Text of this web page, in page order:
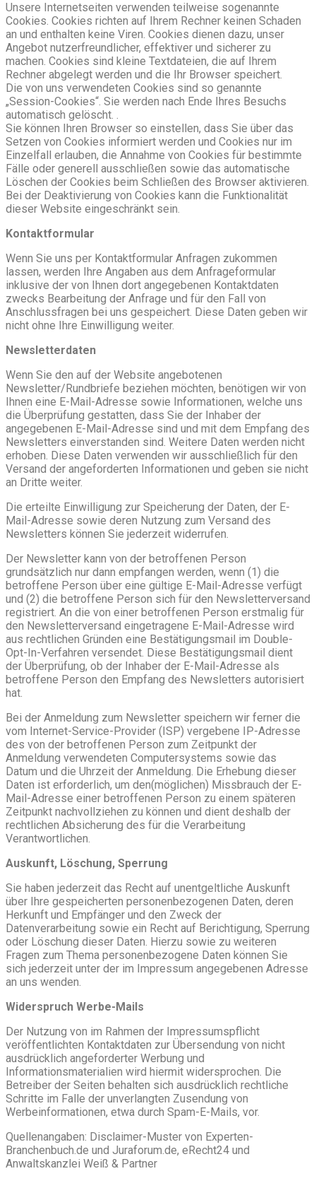
Unsere Internetseiten verwenden teilweise sogenannte
Cookies. Cookies richten auf Ihrem Rechner keinen Schaden
an und enthalten keine Viren. Cookies dienen dazu, unser
Angebot nutzerfreundlicher, effektiver und sicherer zu
machen. Cookies sind kleine Textdateien, die auf Ihrem
Rechner abgelegt werden und die Ihr Browser speichert.
Die von uns verwendeten Cookies sind so genannte
„Session-Cookies“. Sie werden nach Ende Ihres Besuchs
automatisch gelöscht. .
Sie können Ihren Browser so einstellen, dass Sie über das
Setzen von Cookies informiert werden und Cookies nur im
Einzelfall erlauben, die Annahme von Cookies für bestimmte
Fälle oder generell ausschließen sowie das automatische
Löschen der Cookies beim Schließen des Browser aktivieren.
Bei der Deaktivierung von Cookies kann die Funktionalität
dieser Website eingeschränkt sein.
Kontaktformular
Wenn Sie uns per Kontaktformular Anfragen zukommen
lassen, werden Ihre Angaben aus dem Anfrageformular
inklusive der von Ihnen dort angegebenen Kontaktdaten
zwecks Bearbeitung der Anfrage und für den Fall von
Anschlussfragen bei uns gespeichert. Diese Daten geben wir
nicht ohne Ihre Einwilligung weiter.
Newsletterdaten
Wenn Sie den auf der Website angebotenen
Newsletter/Rundbriefe beziehen möchten, benötigen wir von
Ihnen eine E-Mail-Adresse sowie Informationen, welche uns
die Überprüfung gestatten, dass Sie der Inhaber der
angegebenen E-Mail-Adresse sind und mit dem Empfang des
Newsletters einverstanden sind. Weitere Daten werden nicht
erhoben. Diese Daten verwenden wir ausschließlich für den
Versand der angeforderten Informationen und geben sie nicht
an Dritte weiter.
Die erteilte Einwilligung zur Speicherung der Daten, der E-
Mail-Adresse sowie deren Nutzung zum Versand des
Newsletters können Sie jederzeit widerrufen.
Der Newsletter kann von der betroffenen Person
grundsätzlich nur dann empfangen werden, wenn (1) die
betroffene Person über eine gültige E-Mail-Adresse verfügt
und (2) die betroffene Person sich für den Newsletterversand
registriert. An die von einer betroffenen Person erstmalig für
den Newsletterversand eingetragene E-Mail-Adresse wird
aus rechtlichen Gründen eine Bestätigungsmail im Double-
Opt-In-Verfahren versendet. Diese Bestätigungsmail dient
der Überprüfung, ob der Inhaber der E-Mail-Adresse als
betroffene Person den Empfang des Newsletters autorisiert
hat.
Bei der Anmeldung zum Newsletter speichern wir ferner die
vom Internet-Service-Provider (ISP) vergebene IP-Adresse
des von der betroffenen Person zum Zeitpunkt der
Anmeldung verwendeten Computersystems sowie das
Datum und die Uhrzeit der Anmeldung. Die Erhebung dieser
Daten ist erforderlich, um den(möglichen) Missbrauch der E-
Mail-Adresse einer betroffenen Person zu einem späteren
Zeitpunkt nachvollziehen zu können und dient deshalb der
rechtlichen Absicherung des für die Verarbeitung
Verantwortlichen.
Auskunft, Löschung, Sperrung
Sie haben jederzeit das Recht auf unentgeltliche Auskunft
über Ihre gespeicherten personenbezogenen Daten, deren
Herkunft und Empfänger und den Zweck der
Datenverarbeitung sowie ein Recht auf Berichtigung, Sperrung
oder Löschung dieser Daten. Hierzu sowie zu weiteren
Fragen zum Thema personenbezogene Daten können Sie
sich jederzeit unter der im Impressum angegebenen Adresse
an uns wenden.
Widerspruch Werbe-Mails
Der Nutzung von im Rahmen der Impressumspflicht
veröffentlichten Kontaktdaten zur Übersendung von nicht
ausdrücklich angeforderter Werbung und
Informationsmaterialien wird hiermit widersprochen. Die
Betreiber der Seiten behalten sich ausdrücklich rechtliche
Schritte im Falle der unverlangten Zusendung von
Werbeinformationen, etwa durch Spam-E-Mails, vor.
Quellenangaben: Disclaimer-Muster von Experten-
Branchenbuch.de und Juraforum.de, eRecht24 und
Anwaltskanzlei Weiß & Partner